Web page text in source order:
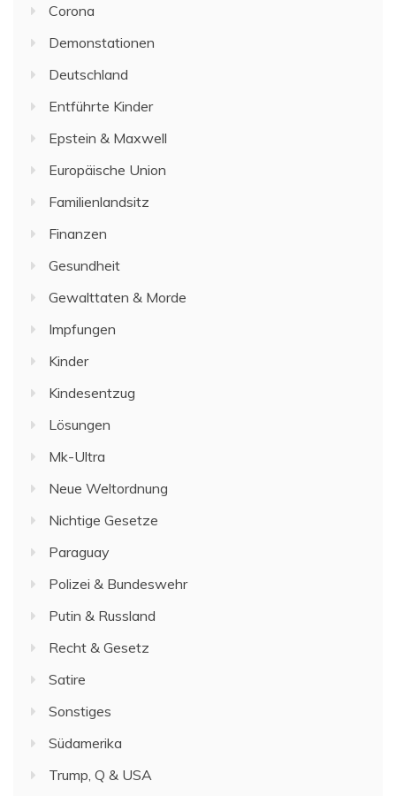
Corona
Demonstationen
Deutschland
Entführte Kinder
Epstein & Maxwell
Europäische Union
Familienlandsitz
Finanzen
Gesundheit
Gewalttaten & Morde
Impfungen
Kinder
Kindesentzug
Lösungen
Mk-Ultra
Neue Weltordnung
Nichtige Gesetze
Paraguay
Polizei & Bundeswehr
Putin & Russland
Recht & Gesetz
Satire
Sonstiges
Südamerika
Trump, Q & USA